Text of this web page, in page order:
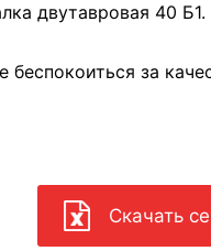
двутавровая 40
за
Скачать